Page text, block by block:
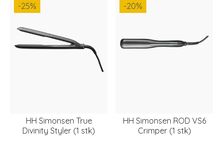
-25%
HH Simonsen True
Divinity Styler (1 stk)
-20%
HH Simonsen ROD VS6
Crimper (1 stk)